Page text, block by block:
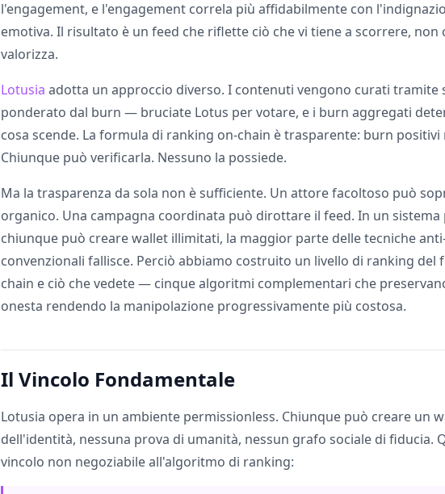
l'engagement, e l'engagement correla più affidabilmente con
emotiva. Il risultato è un feed che riflette ciò che vi tiene a scorrere, non
valorizza.
Lotusia adotta un approccio diverso. I contenuti vengono curati tramite
ponderato dal burn — bruciate Lotus per votare, e i burn aggregati
cosa scende. La formula di ranking on-chain è trasparente: burn
Chiunque può verificarla. Nessuno la possiede.
Ma la trasparenza da sola non è sufficiente. Un attore facoltoso può
organico. Una campagna coordinata può dirottare il feed. In un sistema
chiunque può creare wallet illimitati, la maggior parte delle tecniche
convenzionali fallisce. Perciò abbiamo costruito un livello di ranking del
chain e ciò che vedete — cinque algoritmi complementari che
onesta rendendo la manipolazione progressivamente più costosa.
Il Vincolo Fondamentale
Lotusia opera in un ambiente permissionless. Chiunque può creare un
dell'identità, nessuna prova di umanità, nessun grafo sociale di fiducia.
vincolo non negoziabile all'algoritmo di ranking: